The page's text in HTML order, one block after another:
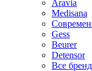
Aravia
Medisana
Gess
Beurer
Detensor
Все